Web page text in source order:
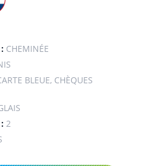
CHEMINÉE
BLEUE, CHÈQUES
2